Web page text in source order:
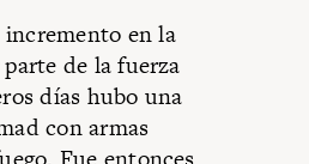
en la
de la fuerza
días hubo una
con armas